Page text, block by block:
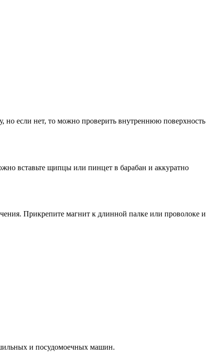
но если нет, то можно проверить внутреннюю поверхность
вставьте щипцы или пинцет в барабан и аккуратно
Прикрепите магнит к длинной палке или проволоке и
и посудомоечных машин.